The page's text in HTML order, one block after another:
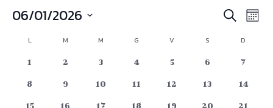
Eventi
viste
CercaMese
06/01/2026
Calendario
Eventi
LLUNEDÌ M M MERCOLEDÌ
G V S D
0
1
0
2
0
3
0
4
0
5
0
6
0
7
0
8
0
9
0
10
0
11
0
12
0
13
0
14
0
15
0
16
0
17
0
18
0
19
0
20
0
21